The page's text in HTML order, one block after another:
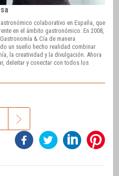
colaborativo en España, que
en el ámbito gastronómico. En 2008,
& Cía de manera
un sueño hecho realidad combinar
la creatividad y la divulgación. Ahora
deleitar y conectar con todos los